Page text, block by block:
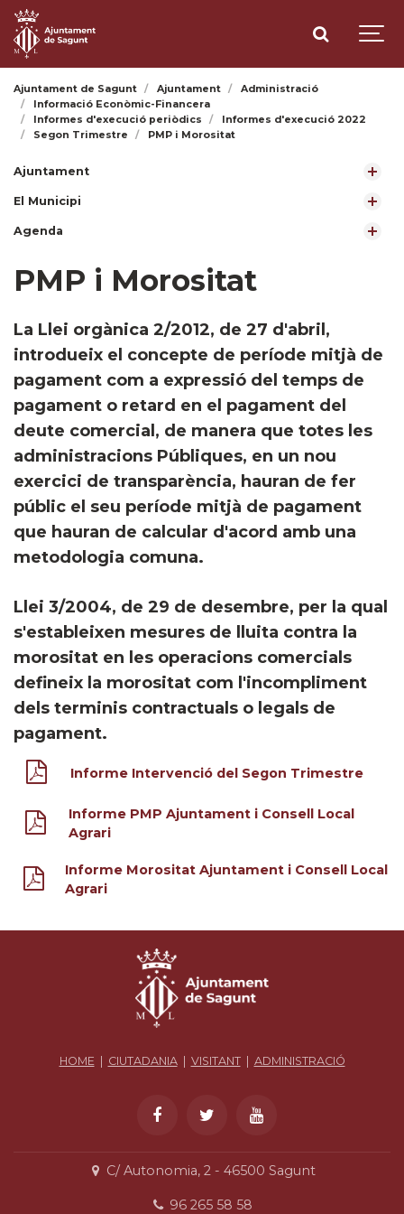
Ajuntament de Sagunt Ajuntament
Administració
Informació Econòmic-Financera
Informes d'execució periòdics
Informes d'execució 2022
Segon Trimestre
PMP i Morositat
Ajuntament
El Municipi
Agenda
PMP i Morositat
La Llei orgànica 2/2012, de 27 d'abril,
introdueix el concepte de període mitjà de
pagament com a expressió del temps de
pagament o retard en el pagament del
deute comercial, de manera que totes les
administracions Públiques, en un nou
exercici de transparència, hauran de fer
públic el seu període mitjà de pagament
que hauran de calcular d'acord amb una
metodologia comuna.
Llei 3/2004, de 29 de desembre, per la qual
s'estableixen mesures de lluita contra la
morositat en les operacions comercials
defineix la morositat com l'incompliment
dels terminis contractuals o legals de
pagament.
Informe Intervenció del Segon Trimestre
Informe PMP Ajuntament i Consell Local
Agrari
Informe Morositat Ajuntament i Consell Local
Agrari
HOME| CIUTADANIA| VISITANT| ADMINISTRACIÓ
C/ Autonomia, 2 - 46500 Sagunt
96 265 58 58